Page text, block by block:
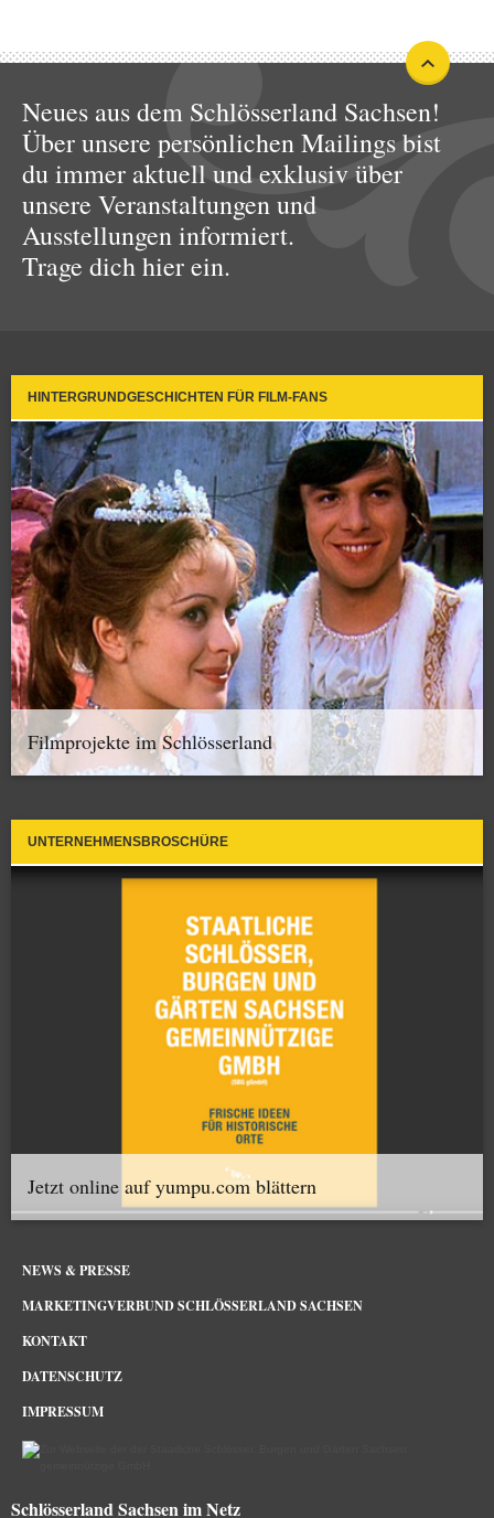
Neues aus dem Schlösserland Sachsen!
Über unsere persönlichen Mailings bist
du immer aktuell und exklusiv über
unsere Veranstaltungen und
Ausstellungen informiert.
Trage dich hier ein.
HINTERGRUNDGESCHICHTEN FÜR FILM-FANS
Filmprojekte im Schlösserland
UNTERNEHMENSBROSCHÜRE
Jetzt online auf yumpu.com blättern
NEWS & PRESSE
MARKETINGVERBUND SCHLÖSSERLAND SACHSEN
KONTAKT
DATENSCHUTZ
IMPRESSUM
Schlösserland Sachsen im Netz